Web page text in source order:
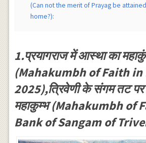
(Can not the merit of Prayag be
home?):
1.प्रयागराज में आस्था का
(Mahakumbh of Faith
2025),त्रिवेणी के संगम तट
महाकुम्भ (Mahakumbh of
Bank of Sangam of